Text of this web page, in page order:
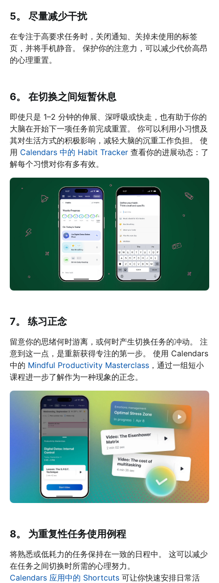
5。 尽量减少干扰
在专注于高要求任务时，关闭通知、关掉未使用的标签
页，并将手机静音。 保护你的注意力，可以减少代价高昂
的心理重置。
6。 在切换之间短暂休息
即使只是 1–2 分钟的伸展、深呼吸或快走，也有助于你的
大脑在开始下一项任务前完成重置。 你可以利用小习惯及
其对生活方式的积极影响，减轻大脑的沉重工作负担。 使
用 Calendars 中的 Habit Tracker 查看你的进展动态：了
解每个习惯对你有多有效。
7。 练习正念
留意你的思绪何时游离，或何时产生切换任务的冲动。 注
意到这一点，是重新获得专注的第一步。 使用 Calendars
中的 Mindful Productivity Masterclass ，通过一组短小
课程进一步了解作为一种现象的正念。
8。 为重复性任务使用例程
将熟悉或低耗力的任务保持在一致的日程中。 这可以减少
在任务之间切换时所需的心理努力。
Calendars 应用中的 Shortcuts 可让你快速安排日常活